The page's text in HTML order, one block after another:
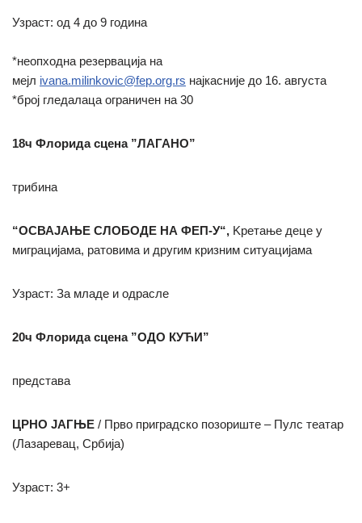
Узраст: од 4 до 9 година
*неопходна резервација на
мејл ivana.milinkovic@fep.org.rs најкасније до 16. августа
*број гледалаца ограничен на 30
18ч Флорида сцена ”ЛАГАНО”
трибина
“ОСВАЈАЊЕ СЛОБОДЕ НА ФЕП-У“, Kретање деце у
миграцијама, ратовима и другим кризним ситуацијама
Узраст: За младе и одрасле
20ч Флорида сцена ”ОДО КУЋИ”
представа
ЦРНО ЈАГЊЕ / Прво приградско позориште – Пулс театар
(Лазаревац, Србија)
Узраст: 3+